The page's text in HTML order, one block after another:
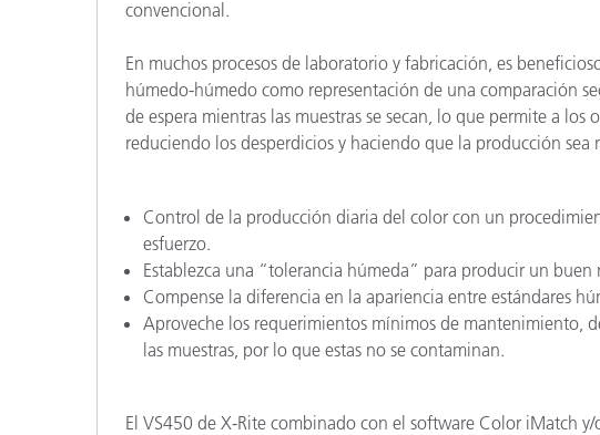
convencional.
En muchos procesos de laboratorio y fabricación, es
húmedo-húmedo como representación de una comparación
de espera mientras las muestras se secan, lo que permite a
reduciendo los desperdicios y haciendo que la producción
Control de la producción diaria del color con un
esfuerzo.
Establezca una “tolerancia húmeda” para producir un
Compense la diferencia en la apariencia entre estándares
Aproveche los requerimientos mínimos de mantenimiento,
las muestras, por lo que estas no se contaminan.
El VS450 de X-Rite combinado con el software Color iMatch